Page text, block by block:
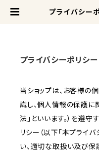
プライバシ
プライバシーポリシー
当ショップは、お客様の
識し、個人情報の保護に
法」といいます。）を遵
リシー（以下「本プライバ
い、適切な取扱い及び保